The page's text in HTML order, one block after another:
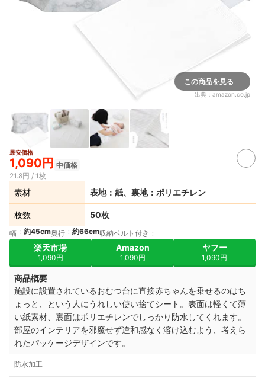
この商品を見る
出典： amazon.co.jp
最安価格
1,090円 中価格
21.8円 / 1枚
素材 表地：紙、裏地：ポリエチレン
枚数 50枚
幅 約45cm奥行 約66cm収納ベルト付き
楽天市場
1,090円
Amazon
1,090円
ヤフー
1,090円
商品概要
施設に設置されているおむつ台に直接赤ちゃんを乗せるのはち
ょっと、という人にうれしい使い捨てシート。表面は軽くて薄
い紙素材、裏面はポリエチレンでしっかり防水してくれます。
部屋のインテリアを邪魔せず違和感なく溶け込むよう、考えら
れたパッケージデザインです。
防水加工